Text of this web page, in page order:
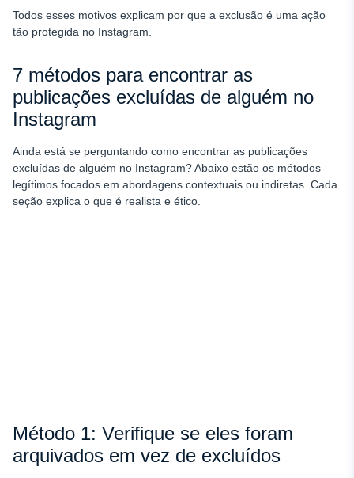
Todos esses motivos explicam por que a exclusão é uma ação
tão protegida no Instagram.
7 métodos para encontrar as
publicações excluídas de alguém no
Instagram
Ainda está se perguntando como encontrar as publicações
excluídas de alguém no Instagram? Abaixo estão os métodos
legítimos focados em abordagens contextuais ou indiretas. Cada
seção explica o que é realista e ético.
Método 1: Verifique se eles foram
arquivados em vez de excluídos